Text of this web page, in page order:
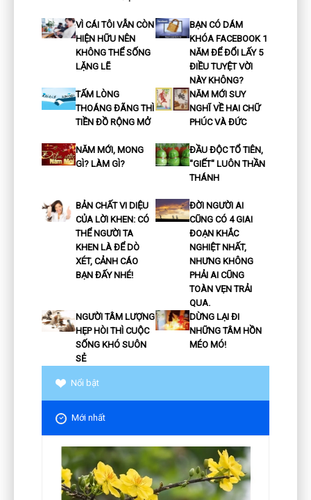
VÌ CÁI TÔI VẪN CÒN
HIỆN HỮU NÊN
KHÔNG THỂ SỐNG
LẶNG LẼ
BẠN CÓ DÁM
KHÓA FACEBOOK 1
NĂM ĐỂ ĐỔI LẤY 5
ĐIỀU TUYỆT VỜI
NÀY KHÔNG?
TẤM LÒNG
THOÁNG ĐÃNG THÌ
TIỀN ĐỒ RỘNG MỞ
NĂM MỚI SUY
NGHĨ VỀ HAI CHỮ
PHÚC VÀ ĐỨC
NĂM MỚI, MONG
GÌ? LÀM GÌ?
ĐẦU ĐỘC TỔ TIÊN,
"GIẾT" LUÔN THẦN
THÁNH
BẢN CHẤT VI DIỆU
CỦA LỜI KHEN: CÓ
THỂ NGƯỜI TA
KHEN LÀ ĐỂ DÒ
XÉT, CẢNH CÁO
BẠN ĐẤY NHÉ!
ĐỜI NGƯỜI AI
CŨNG CÓ 4 GIAI
ĐOẠN KHẮC
NGHIỆT NHẤT,
NHƯNG KHÔNG
PHẢI AI CŨNG
TOÀN VẸN TRẢI
QUA.
NGƯỜI TÂM LƯỢNG
HẸP HÒI THÌ CUỘC
SỐNG KHÓ SUÔN
SẺ
DỪNG LẠI ĐI
NHỮNG TÂM HỒN
MÉO MÓ!
Nổi bật
Mới nhất